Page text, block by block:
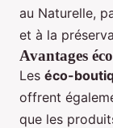
au Naturelle,
et à la
Avantages
Les éco-
offrent
que les